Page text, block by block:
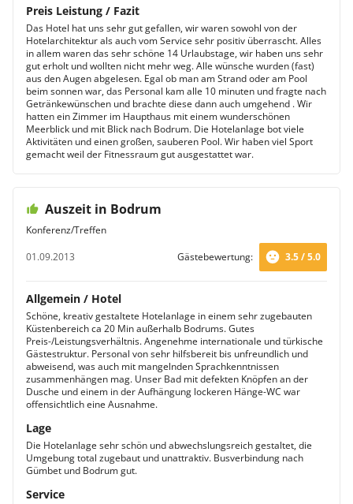
Preis Leistung / Fazit
Das Hotel hat uns sehr gut gefallen, wir waren sowohl von der
Hotelarchitektur als auch vom Service sehr positiv überrascht. Alles
in allem waren das sehr schöne 14 Urlaubstage, wir haben uns sehr
gut erholt und wollten nicht mehr weg. Alle wünsche wurden (fast)
aus den Augen abgelesen. Egal ob man am Strand oder am Pool
beim sonnen war, das Personal kam alle 10 minuten und fragte nach
Getränkewünschen und brachte diese dann auch umgehend . Wir
hatten ein Zimmer im Haupthaus mit einem wunderschönen
Meerblick und mit Blick nach Bodrum. Die Hotelanlage bot viele
Aktivitäten und einen großen, sauberen Pool. Wir haben viel Sport
gemacht weil der Fitnessraum gut ausgestattet war.
Auszeit in Bodrum
Konferenz/Treffen
01.09.2013
Gästebewertung: 3.5 / 5.0
Allgemein / Hotel
Schöne, kreativ gestaltete Hotelanlage in einem sehr zugebauten
Küstenbereich ca 20 Min außerhalb Bodrums. Gutes
Preis-/Leistungsverhältnis. Angenehme internationale und türkische
Gästestruktur. Personal von sehr hilfsbereit bis unfreundlich und
abweisend, was auch mit mangelnden Sprachkenntnissen
zusammenhängen mag. Unser Bad mit defekten Knöpfen an der
Dusche und einem in der Aufhängung lockeren Hänge-WC war
offensichtlich eine Ausnahme.
Lage
Die Hotelanlage sehr schön und abwechslungsreich gestaltet, die
Umgebung total zugebaut und unattraktiv. Busverbindung nach
Gümbet und Bodrum gut.
Service